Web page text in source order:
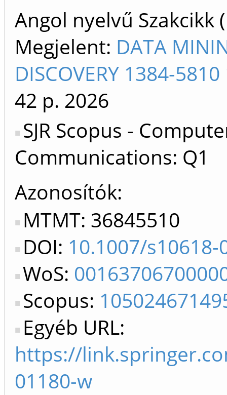
Angol nyelvű
Megjelent: DATA
DISCOVERY 1384-
42 p. 2026
SJR Scopus -
Communications: Q1
Azonosítók
MTMT: 36845510
DOI: 10.1007/
WoS:
Scopus:
Egyéb URL:
https://
01180-w